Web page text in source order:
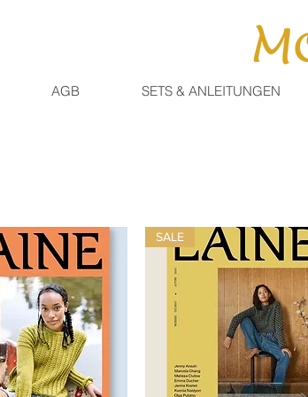
AGB SETS & ANLEITUNGEN
SALE